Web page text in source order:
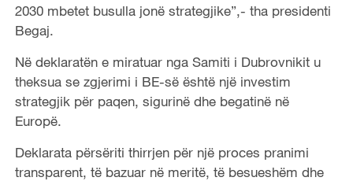
2030 mbetet busulla jonë strategjike”,- tha presidenti
Begaj.
Në deklaratën e miratuar nga Samiti i Dubrovnikit u
theksua se zgjerimi i BE-së është një investim
strategjik për paqen, sigurinë dhe begatinë në
Europë.
Deklarata përsëriti thirrjen për një proces pranimi
transparent, të bazuar në meritë, të besueshëm dhe